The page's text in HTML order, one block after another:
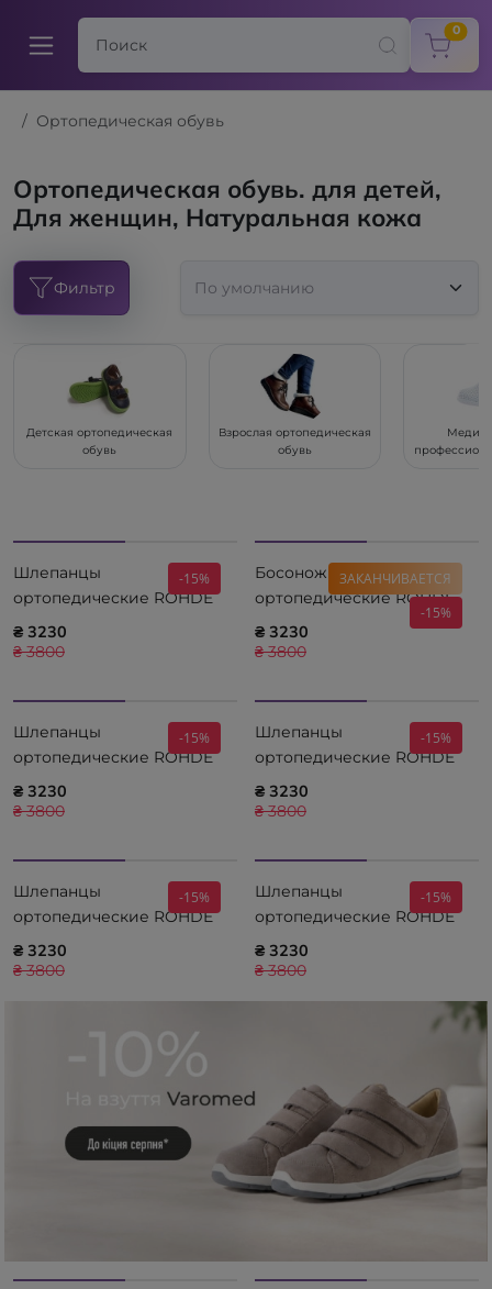
0
Ортопедическая обувь
Ортопедическая обувь. для детей,
Для женщин, Натуральная кожа
Фильтр
Детская ортопедическая
обувь
Взрослая ортопедическая
обувь
-15%
Шлепанцы
ортопедические ROHDE
Abano MESSING 5223-37
₴ 3230
₴ 3800
ЗАКАНЧИВАЕТСЯ
-15%
Босоножки
ортопедические ROHDE
Abano JEANS 5227-55
₴ 3230
₴ 3800
-15%
Шлепанцы
ортопедические ROHDE
Abano FOG 5224-85
₴ 3230
₴ 3800
-15%
Шлепанцы
ортопедические ROHDE
Abano EARTH 5224-77
₴ 3230
₴ 3800
-15%
Шлепанцы
ортопедические ROHDE
Abano CHERRY 5223-43
₴ 3230
₴ 3800
-15%
Шлепанцы
ортопедические ROHDE
Abano OCEAN 5223-56
₴ 3230
₴ 3800